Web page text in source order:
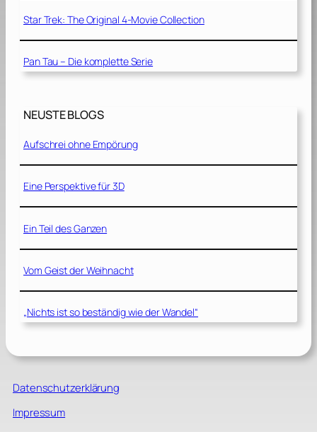
Star Trek: The Original 4-Movie Collection
Pan Tau – Die komplette Serie
NEUSTE BLOGS
Aufschrei ohne Empörung
Eine Perspektive für 3D
Ein Teil des Ganzen
Vom Geist der Weihnacht
„Nichts ist so beständig wie der Wandel“
Datenschutzerklärung
Impressum